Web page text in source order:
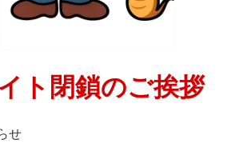
ト閉鎖のご挨拶
せ